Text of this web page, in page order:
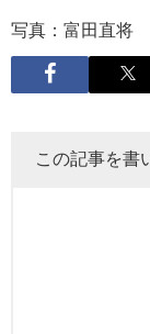
写真：富田直将
この記事を書